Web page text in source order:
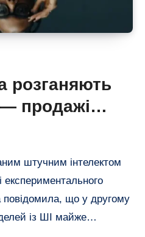
розганяють
продажі
штучним інтелектом
експериментального
повідомила, що у другому
із ШІ майже…